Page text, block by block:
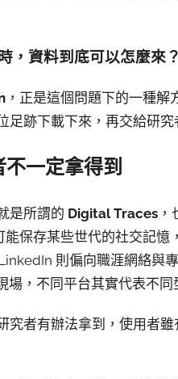
，資料到底可以怎麼來？
，正是這個問題下的一種
跡下載下來，再交給研究
一定拿得到
是所謂的 Digital Traces
保存某些世代的社交記憶
則偏向職涯網絡與
，不同平台其實代表不同
究者有辦法拿到，使用者